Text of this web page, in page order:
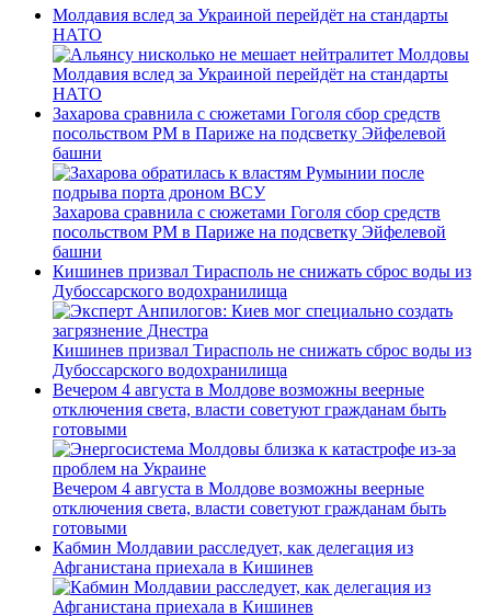
Молдавия вслед за Украиной перейдёт на стандарты
НАТО
Молдавия вслед за Украиной перейдёт на стандарты
НАТО
Захарова сравнила с сюжетами Гоголя сбор средств
посольством РМ в Париже на подсветку Эйфелевой
башни
Захарова сравнила с сюжетами Гоголя сбор средств
посольством РМ в Париже на подсветку Эйфелевой
башни
Кишинев призвал Тирасполь не снижать сброс воды из
Дубоссарского водохранилища
Кишинев призвал Тирасполь не снижать сброс воды из
Дубоссарского водохранилища
Вечером 4 августа в Молдове возможны веерные
отключения света, власти советуют гражданам быть
готовыми
Вечером 4 августа в Молдове возможны веерные
отключения света, власти советуют гражданам быть
готовыми
Кабмин Молдавии расследует, как делегация из
Афганистана приехала в Кишинев